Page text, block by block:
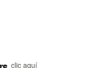
clic aquí